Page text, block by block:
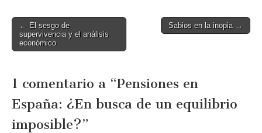
Post
navigation
← El sesgo de
supervivencia y el análisis
económico
Sabios en la inopia →
1 comentario a “Pensiones en
España: ¿En busca de un equilibrio
imposible?”